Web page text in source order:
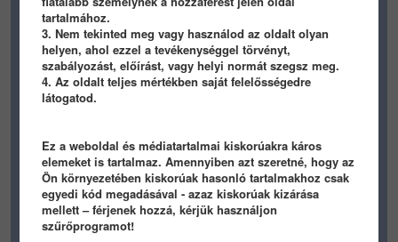
258
panamera
182
prinyo
FOOD/ 9 éve
220 0
prinyo
FOOD/ 9 éve
tartalmához.
3. Nem tekinted meg vagy használod az oldalt olyan
helyen, ahol ezzel a tevékenységgel törvényt,
szabályozást, előírást, vagy helyi normát szegsz meg.
4. Az oldalt teljes mértékben saját felelősségedre
látogatod.
Ez a weboldal és médiatartalmai kiskorúakra káros
elemeket is tartalmaz. Amennyiben azt szeretné, hogy az
Ön környezetében kiskorúak hasonló tartalmakhoz csak
egyedi kód megadásával - azaz kiskorúak kizárása
mellett – férjenek hozzá, kérjük használjon
szűrőprogramot!